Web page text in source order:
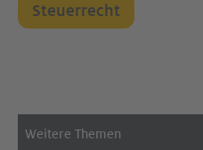
Steuerrecht
Weitere Themen